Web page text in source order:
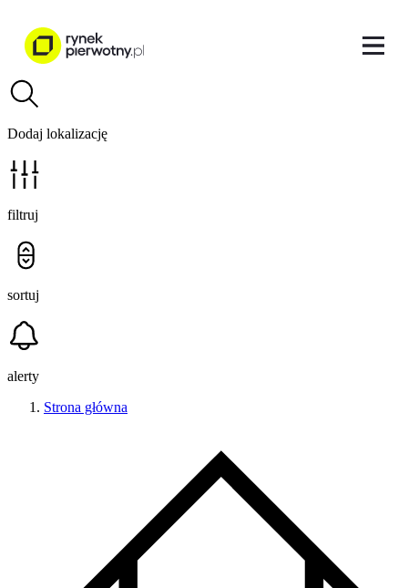
Dodaj lokalizację
filtruj
sortuj
alerty
Strona główna